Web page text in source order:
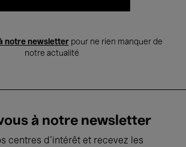
notre newsletterpour ne rien manquer de
notre actualité
à notre newsletter
centres d'intérêt et recevez les